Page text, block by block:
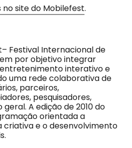
no site do Mobilefest.
Festival Internacional de
por objetivo integrar
interativo e
uma rede colaborativa de
parceiros,
pesquisadores,
A edição de 2010 do
orientada a
criativa e o desenvolvimento